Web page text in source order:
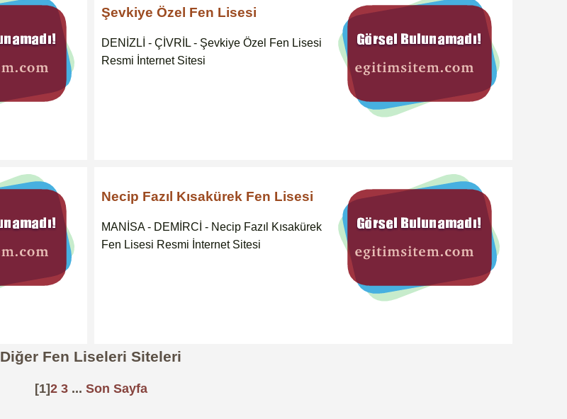
Şevkiye Özel Fen Lisesi
DENİZLİ - ÇİVRİL - Şevkiye Özel Fen Lisesi
Resmi İnternet Sitesi
Necip Fazıl Kısakürek Fen Lisesi
MANİSA - DEMİRCİ - Necip Fazıl Kısakürek
Fen Lisesi Resmi İnternet Sitesi
Diğer Fen Liseleri Siteleri
[1]2 3... Son Sayfa